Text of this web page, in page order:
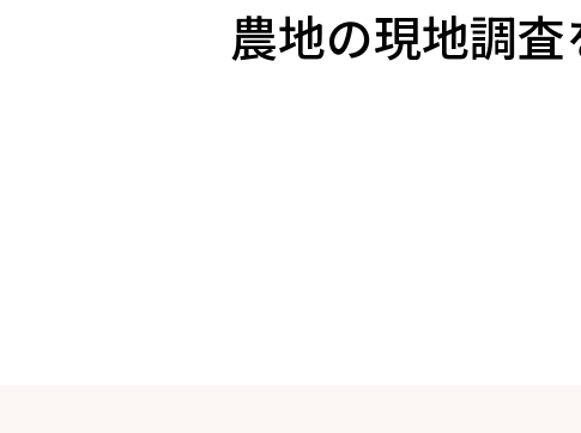
農地の現地調査